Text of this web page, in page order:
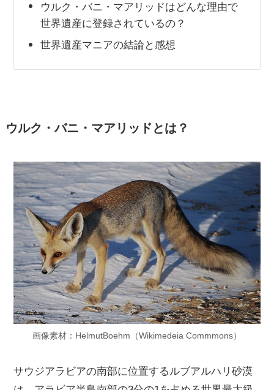
ウルク・バニ・マアリッドはどんな理由で
世界遺産に登録されているの？
世界遺産マニアの結論と感想
ウルク・バニ・マアリッドとは？
画像素材：HelmutBoehm（Wikimedeia Commmons）
サウジアラビアの南部に位置するルブアルハリ砂漠